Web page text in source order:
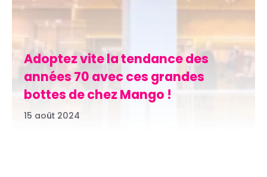
Adoptez vite la tendance des
années 70 avec ces grandes
bottes de chez Mango !
15 août 2024